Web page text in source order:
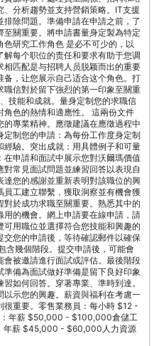
分析趨勢並支持營銷策略。IT支援
除問題。準備申請在申請之前，了
關重要。將申請書量身定製為特定
研究工作角色 是必不可少的，以
每个职位的责任和要求有助于您调
匹配是与招聘人员脱颖而出的重要
，让您展示自己适合这个角色。打
信對於留下強烈的第一印象至關重
技能和成就。量身定制您的求職信
色的熱情和適應性。 這兩份文件
專業精神。應徵建議在應徵過程中
制您的申請：為每份工作度身定制
驗。突出成就：用具體例子和可量
申請和面試中展示您對沃爾瑪價值
常見面試問題並練習回答以表現自
您的感謝並重新表明對該職位的興
工建立聯繫，獲取洞察並有機會獲
於成功求職至關重要。熟悉其中的
的機會。網上申請要在線申請，請
用職位並選擇符合您技能和興趣的
您的申請後，等待確認郵件以確保
含幾個階段。提交申請後，可能會
被邀請進行面試或評估。最後階段
備為面試做好準備是留下良好印象
如何回答。穿著專業、準時到達。
示您的興趣。薪資與福利在考慮一
重要。零售業務員：每小時 $12 -
年薪 $50,000 - $100,000倉儲工
年薪 $45,000 - $60,000人力資源